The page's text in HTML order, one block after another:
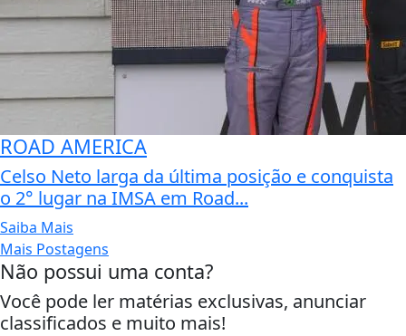
ROAD AMERICA
Celso Neto larga da última posição e conquista
o 2° lugar na IMSA em Road...
Saiba Mais
Mais Postagens
Não possui uma conta?
Você pode ler matérias exclusivas, anunciar
classificados e muito mais!